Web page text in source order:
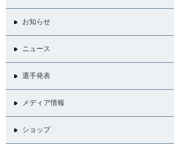
お知らせ
ニュース
選手発表
メディア情報
ショップ